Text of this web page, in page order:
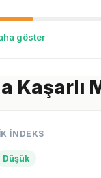
göster
İNDEKS
Düşük